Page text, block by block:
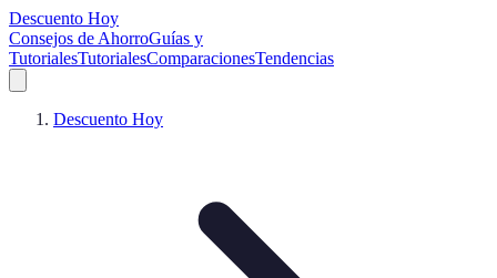
Descuento Hoy
Consejos de AhorroGuías y
TutorialesTutorialesComparacionesTendencias
Descuento Hoy